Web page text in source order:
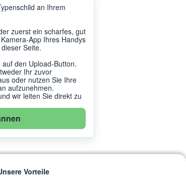
an Ihrem
zuerst ein scharfes, gut
App Ihres Handys
Seite.
auf den Upload-Button.
Ihr zuvor
oder nutzen Sie Ihre
aufzunehmen.
wir leiten Sie direkt zu
Vorteile